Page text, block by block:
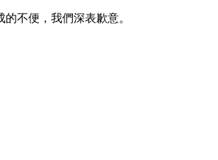
不便，我們深表歉意。